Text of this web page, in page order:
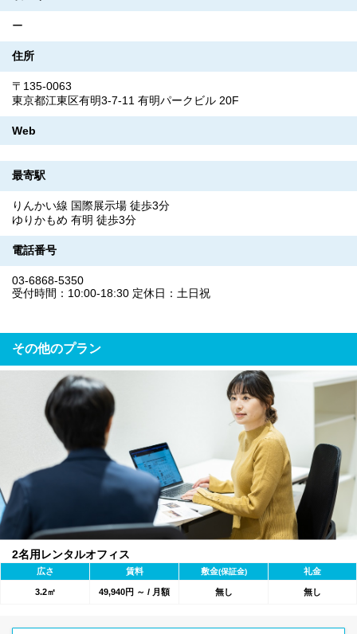
ー
住所
〒135-0063
東京都江東区有明3-7-11 有明パークビル 20F
Web
最寄駅
りんかい線 国際展示場 徒歩3分
ゆりかもめ 有明 徒歩3分
電話番号
03-6868-5350
受付時間：10:00-18:30 定休日：土日祝
その他のプラン
2名用レンタルオフィス
広さ 賃料 敷金(保証金) 礼金
3.2㎡ 49,940円 ～ / 月額 無し 無し